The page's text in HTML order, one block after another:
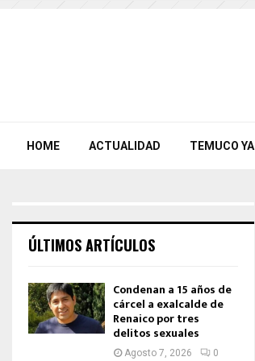
HOME ACTUALIDAD TEMUCO YA
ÚLTIMOS ARTÍCULOS
Condenan a 15 años de
cárcel a exalcalde de
Renaico por tres
delitos sexuales
Agosto 7, 2026 0